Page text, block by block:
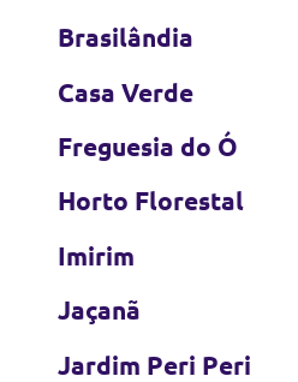
Brasilândia
Casa Verde
Freguesia do Ó
Horto Florestal
Imirim
Jaçanã
Jardim Peri Peri